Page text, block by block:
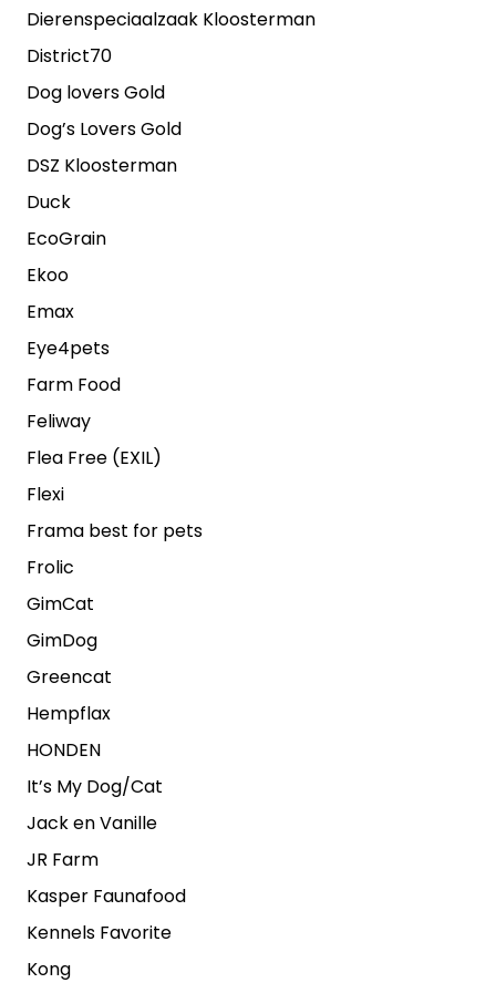
Dierenspeciaalzaak Kloosterman
District70
Dog lovers Gold
Dog’s Lovers Gold
DSZ Kloosterman
Duck
EcoGrain
Ekoo
Emax
Eye4pets
Farm Food
Feliway
Flea Free (EXIL)
Flexi
Frama best for pets
Frolic
GimCat
GimDog
Greencat
Hempflax
HONDEN
It’s My Dog/Cat
Jack en Vanille
JR Farm
Kasper Faunafood
Kennels Favorite
Kong